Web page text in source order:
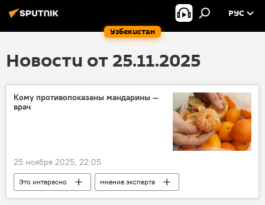
Узбекистан
РУС
Новости от 25.11.2025
Кому противопоказаны мандарины —
врач
25 ноября 2025, 22:05
Это интересно
мнение эксперта
мандарины
здоровье